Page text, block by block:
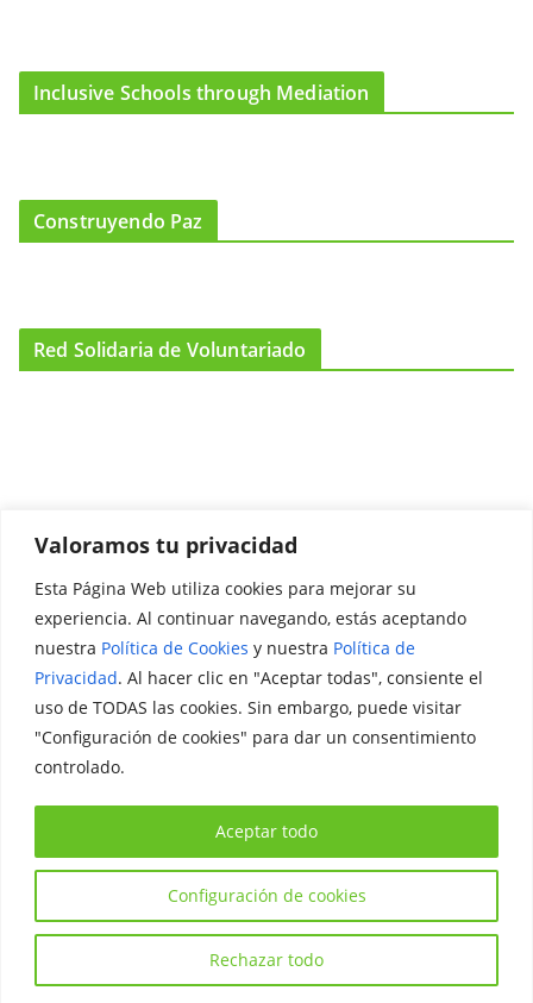
Valoramos tu privacidad
Esta Página Web utiliza cookies para mejorar su
experiencia. Al continuar navegando, estás aceptando
nuestra Política de Cookies y nuestra Política de
Privacidad. Al hacer clic en "Aceptar todas", consiente el
uso de TODAS las cookies. Sin embargo, puede visitar
"Configuración de cookies" para dar un consentimiento
controlado.
Configuración de cookies
Rechazar todo
Aceptar todo
Inclusive Schools through Mediation
Construyendo Paz
Red Solidaria de Voluntariado
Promociónate
Legal
Aviso Legal
Política de Privacidad
Política de Cookies
Copyright © 2026Iniciativa Internacional Joven
derechos reservados.
por ThemeGrill. Funciona con